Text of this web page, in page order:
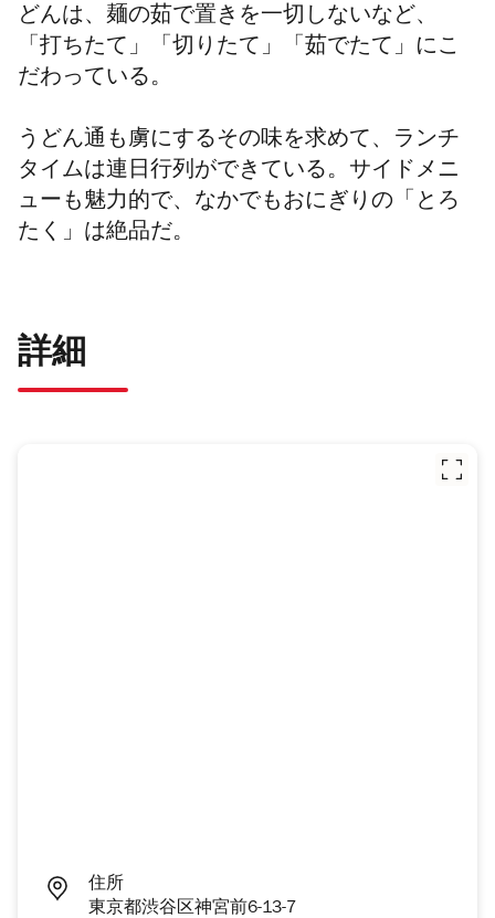
どんは、麺の茹で置きを一切しないなど、
「打ちたて」「切りたて」「茹でたて」にこ
だわっている。
うどん通も虜にするその味を求めて、ランチ
タイムは連日行列ができている。サイドメニ
ューも魅力的で、なかでもおにぎりの「とろ
たく」は絶品だ。
詳細
住所
東京都渋谷区神宮前6-13-7